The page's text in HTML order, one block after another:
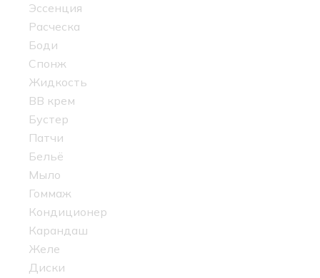
Эссенция
Расческа
Боди
Спонж
Жидкость
BB крем
Бустер
Патчи
Бельё
Мыло
Гоммаж
Кондиционер
Карандаш
Желе
Диски